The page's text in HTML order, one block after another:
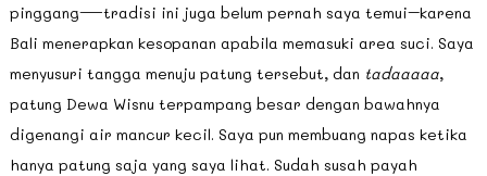
pinggang—tradisi ini juga belum pernah saya temui–karena
Bali menerapkan kesopanan apabila memasuki area suci. Saya
menyusuri tangga menuju patung tersebut, dan tadaaaaa,
patung Dewa Wisnu terpampang besar dengan bawahnya
digenangi air mancur kecil. Saya pun membuang napas ketika
hanya patung saja yang saya lihat. Sudah susah payah